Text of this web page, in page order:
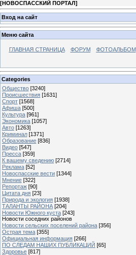
[НОВОСПАССКИЙ ПОРТАЛ]
Вход на сайт
Меню сайта
ГЛАВНАЯ СТРАНИЦА ФОРУМ ФОТОАЛЬБОМ
Categories
Общество [3240]
Происшествия [1631]
Спорт [1568]
Афиша [500]
Культура [961]
Экономика [1057]
Авто [1263]
Криминал [1371]
Образование [836]
Видео [547]
Пресса [359]
К вашему сведению [2714]
Реклама [52]
Новоспасские вести [1344]
Мнение [322]
Репортаж [90]
Цитата дня [23]
Природа и экология [1938]
ТАЛАНТЫ РАЙОНА [204]
Новости Южного куста [243]
Новости соседних районов
Новости сельских поселений района [356]
Острая тема [355]
Официальная информация [266]
ПО СЛЕДАМ НАШИХ ПУБЛИКАЦИЙ [65]
Здоровье [817]